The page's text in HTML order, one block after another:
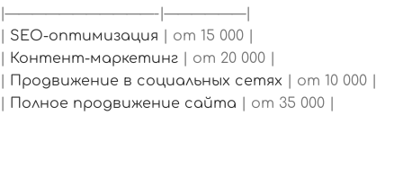
|———————————-|——————|
SEO-оптимизация | от 15 000 |
Контент-маркетинг | от 20 000 |
Продвижение в социальных сетях | от 10 000 |
Полное продвижение сайта | от 35 000 |